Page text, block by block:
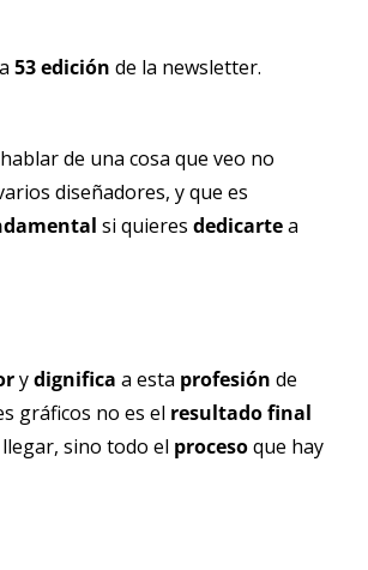
53 edición de la newsletter.
de una cosa que veo no
diseñadores, y que es
si quieres dedicarte a
y dignifica a esta profesión de
gráficos no es el resultado final
sino todo el proceso que hay